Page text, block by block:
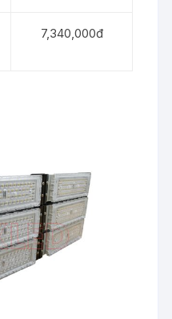
7,340,000đ